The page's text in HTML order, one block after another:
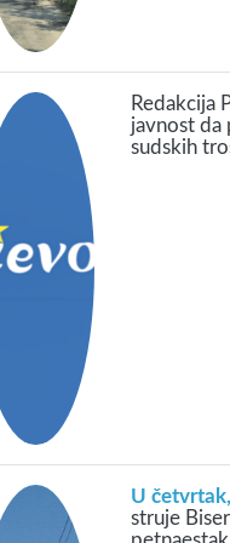
Redakcija
javnost da
sudskih
U
struje